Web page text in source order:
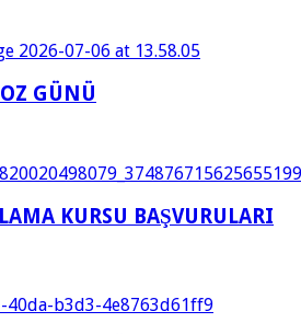
GÜNÜ
KURSU BAŞVURULARI